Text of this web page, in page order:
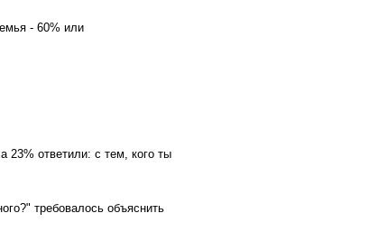
- 60% или
23% ответили: с тем, кого ты
требовалось объяснить